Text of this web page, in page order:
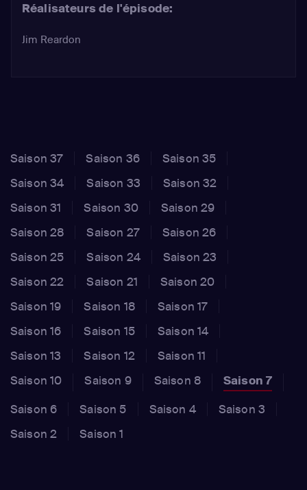
Réalisateurs de l'épisode:
Jim Reardon
Saison 37 Saison 36
Saison 35
Saison 34
Saison 33
Saison 32
Saison 31
Saison 30
Saison 29
Saison 28
Saison 27
Saison 26
Saison 25
Saison 24
Saison 23
Saison 22
Saison 21
Saison 20
Saison 19
Saison 18
Saison 17
Saison 16
Saison 15
Saison 14
Saison 13
Saison 12
Saison 11
Saison 10
Saison 9 Saison 8
Saison 7
Saison 6
Saison 5 Saison 4
Saison 3
Saison 2
Saison 1